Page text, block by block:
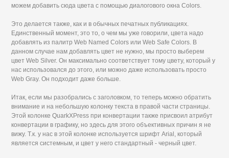
можем добавить сюда цвета с помощью диалогового окна Colors.
Это делается также, как и в обычных печатных публикациях.
Единственный момент, это то, о чем мы уже говорили, цвета надо
добавлять из палитр Web Named Colors или Web Safe Colors. В
данном случае нам добавлять цвет не нужно, мы просто выберем
цвет Web Silver. Он максимально соответствует тому цвету, который у
нас использовался до этого, или можно даже использовать просто
Web Gray. Он подходит даже больше.
Итак, если мы разобрались с заголовком, то теперь можно обратить
внимание и на небольшую колонку текста в правой части страницы.
Этой колонке QuarkXPress при конвертации также присвоил атрибут
конвертации в графику, но здесь для этого объективных причин я не
вижу. Т.к. у нас в этой колонке используется шрифт Arial, который
является системным, и цвет у него стандартный - черный цвет.